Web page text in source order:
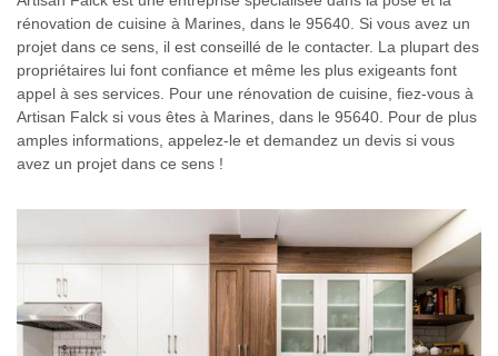
rénovation de cuisine à Marines, dans le 95640. Si vous avez un
projet dans ce sens, il est conseillé de le contacter. La plupart des
propriétaires lui font confiance et même les plus exigeants font
appel à ses services. Pour une rénovation de cuisine, fiez-vous à
Artisan Falck si vous êtes à Marines, dans le 95640. Pour de plus
amples informations, appelez-le et demandez un devis si vous
avez un projet dans ce sens !